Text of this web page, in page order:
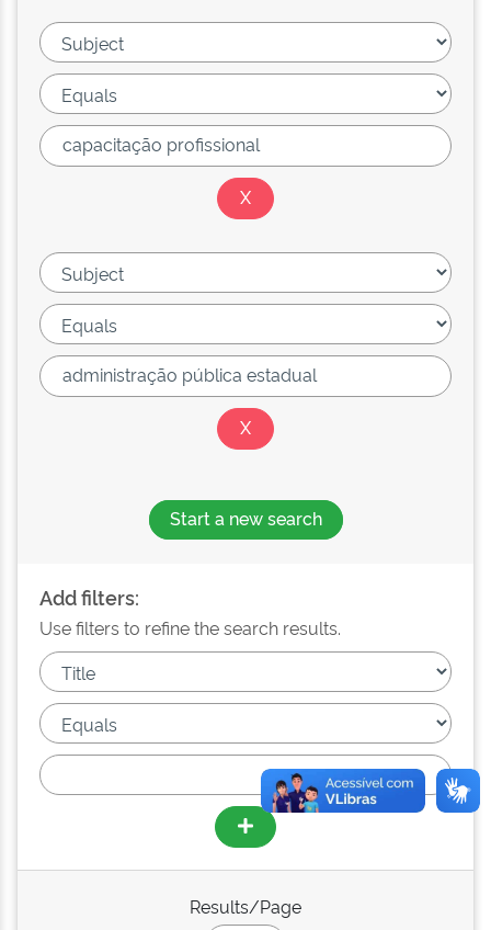
Start a new search
Add filters:
Use filters to refine the search results.
Results/Page